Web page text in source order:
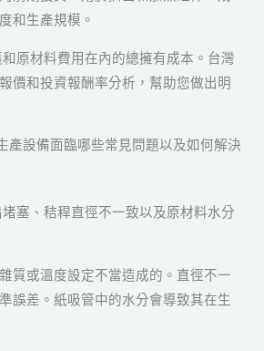
和生產規模。
原材料費用在內的總擁有成本。台灣
價和投資報酬率分析，幫助您做出明
產設備面臨哪些常見問題以及如何解決
塞、秸稈直徑不一致以及原材料水分
質或溫度設定不當造成的。直徑不一
誤差。紙吸管中的水分會導致其在生